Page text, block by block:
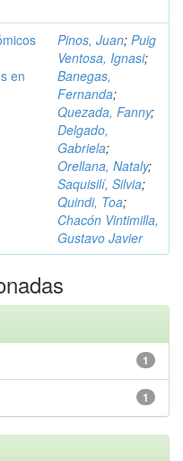
en
Pinos, Juan; Puig
Ventosa, Ignasi;
Banegas,
Fernanda;
Quezada, Fanny;
Delgado,
Gabriela;
Orellana, Nataly;
Saquisilí, Silvia;
Quindi, Toa;
Chacón Vintimilla,
Gustavo Javier
1
1